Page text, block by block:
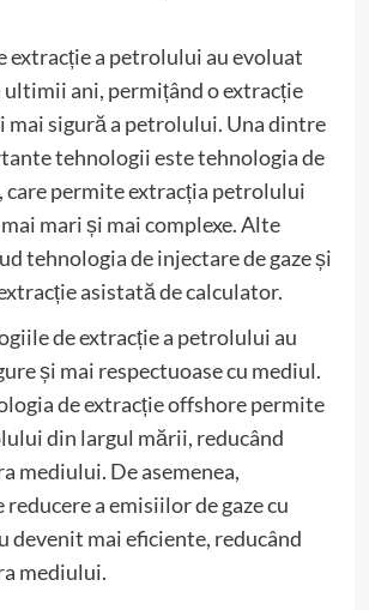
extracție a petrolului au evoluat
ani, permițând o extracție
mai sigură a petrolului. Una dintre
tehnologii este tehnologia de
permite extracția petrolului
mari și mai complexe. Alte
tehnologia de injectare de gaze și
asistată de calculator.
de extracție a petrolului au
și mai respectuoase cu mediul.
de extracție offshore permite
din largul mării, reducând
mediului. De asemenea,
a emisiilor de gaze cu
devenit mai eficiente, reducând
mediului.